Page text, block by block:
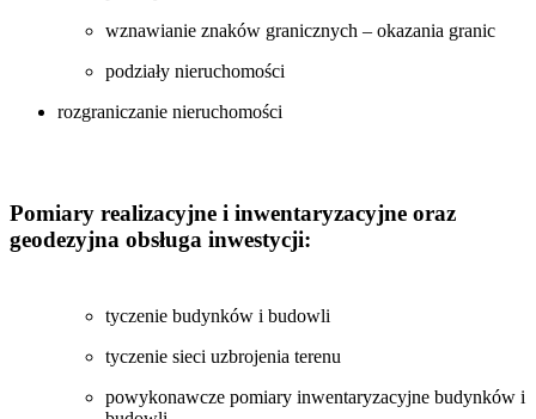
wznawianie znaków granicznych – okazania granic
podziały nieruchomości
rozgraniczanie nieruchomości
Pomiary realizacyjne i inwentaryzacyjne oraz
geodezyjna obsługa inwestycji:
tyczenie budynków i budowli
tyczenie sieci uzbrojenia terenu
powykonawcze pomiary inwentaryzacyjne budynków i